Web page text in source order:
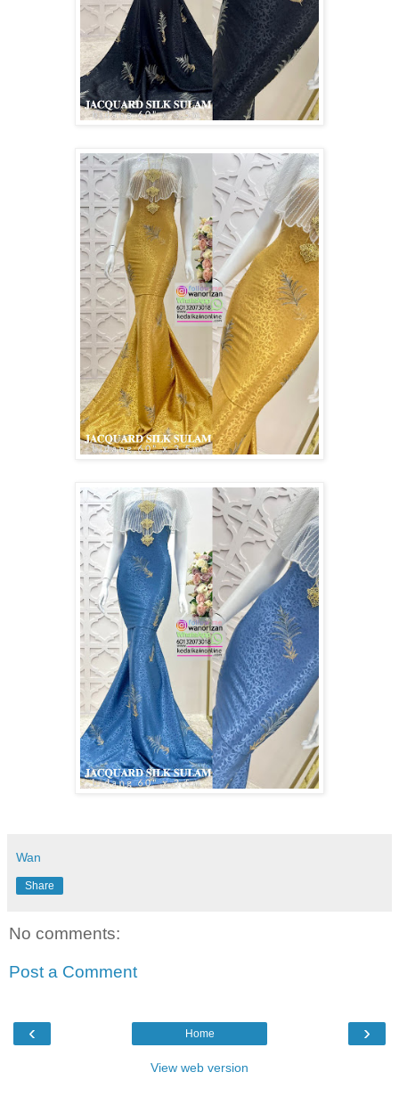
Wan
Share
No comments:
Post a Comment
‹ ›
Home
View web version